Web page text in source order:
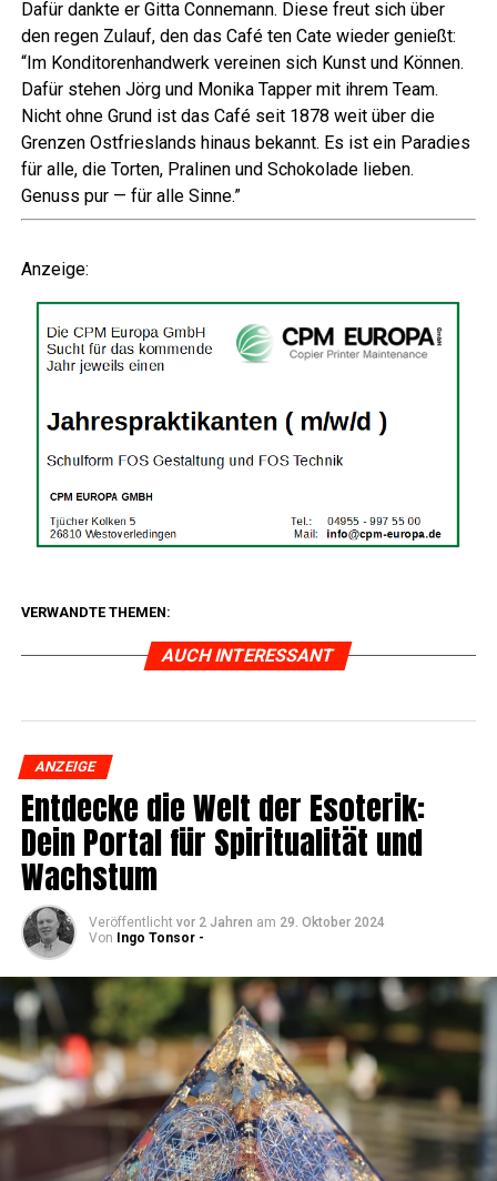
Dafür dank­te er Git­ta Con­ne­mann. Die­se freut sich über
den regen Zulauf, den das Café ten Cate wie­der genießt:
“Im Kon­di­to­ren­hand­werk ver­ei­nen sich Kunst und Kön­nen.
Dafür ste­hen Jörg und Moni­ka Tap­per mit ihrem Team.
Nicht ohne Grund ist das Café seit 1878 weit über die
Gren­zen Ost­fries­lands hin­aus bekannt. Es ist ein Para­dies
für alle, die Tor­ten, Pra­li­nen und Scho­ko­la­de lie­ben.
Genuss pur — für alle Sinne.”
Anzei­ge:
VERWANDTE THEMEN:
AUCH INTERESSANT
ANZEIGE
Ent­de­cke die Welt der Eso­te­rik:
Dein Por­tal für Spi­ri­tua­li­tät und
Wachstum
Veröffentlicht vor 2 Jahren am 29. Oktober 2024
Von
Ingo Tonsor -